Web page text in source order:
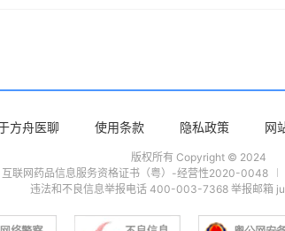
方舟医聊 使用条款 隐私政策 网
版权所有 Copyright © 2024
互联网药品信息服务资格证书（粤）-经营性2020-0048
违法和不良信息举报电话 400-003-7368 举报邮箱